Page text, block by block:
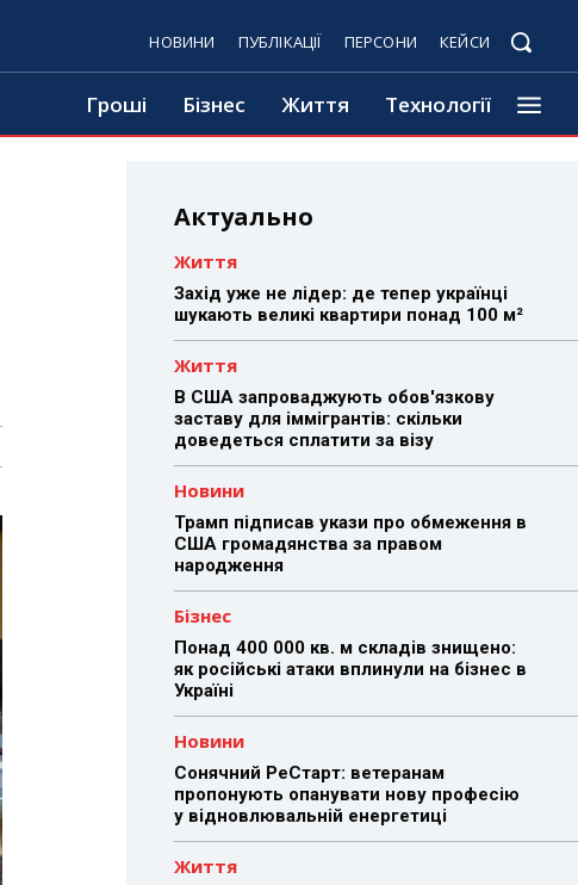
НОВИНИ ПУБЛІКАЦІЇ ПЕРСОНИ КЕЙСИ
Гроші Бізнес Життя Технології
Актуально
Життя
Захід уже не лідер: де тепер українці
шукають великі квартири понад 100 м²
Життя
В США запроваджують обов'язкову
заставу для іммігрантів: скільки
доведеться сплатити за візу
Новини
Трамп підписав укази про обмеження в
США громадянства за правом
народження
Бізнес
Понад 400 000 кв. м складів знищено:
як російські атаки вплинули на бізнес в
Україні
Новини
Сонячний РеСтарт: ветеранам
пропонують опанувати нову професію
у відновлювальній енергетиці
Життя